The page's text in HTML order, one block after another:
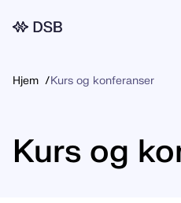
Hjem Kurs og konferanser
Kurs og